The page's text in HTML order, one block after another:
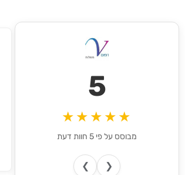
5
★★★★★
מבוסס על פי 5 חוות דעת
❯ ❮